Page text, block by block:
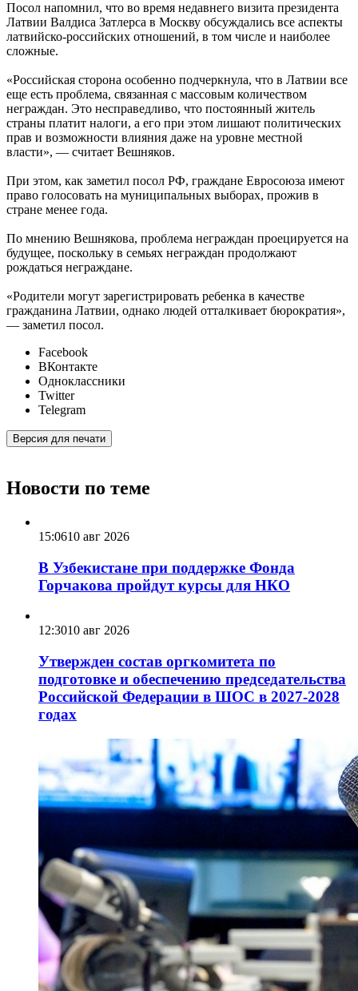
Посол напомнил, что во время недавнего визита президента
Латвии Валдиса Затлерса в Москву обсуждались все аспекты
латвийско-российских отношений, в том числе и наиболее
сложные.
«Российская сторона особенно подчеркнула, что в Латвии все
еще есть проблема, связанная с массовым количеством
неграждан. Это несправедливо, что постоянный житель
страны платит налоги, а его при этом лишают политических
прав и возможности влияния даже на уровне местной
власти», — считает Вешняков.
При этом, как заметил посол РФ, граждане Евросоюза имеют
право голосовать на муниципальных выборах, прожив в
стране менее года.
По мнению Вешнякова, проблема неграждан проецируется на
будущее, поскольку в семьях неграждан продолжают
рождаться неграждане.
«Родители могут зарегистрировать ребенка в качестве
гражданина Латвии, однако людей отталкивает бюрократия»,
— заметил посол.
Facebook
ВКонтакте
Одноклассники
Twitter
Telegram
Версия для печати
Новости по теме
15:0610 авг 2026
В Узбекистане при поддержке Фонда
Горчакова пройдут курсы для НКО
12:3010 авг 2026
Утвержден состав оргкомитета по
подготовке и обеспечению председательства
Российской Федерации в ШОС в 2027-2028
годах